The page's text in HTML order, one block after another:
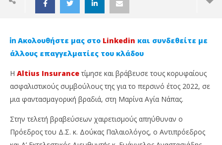
NOW VIEWING
Ακολουθήστε μας στο Linkedin και συνδεθείτε με
άλλους επαγγελματίες του κλάδου
Η Altius Insurance τίμησε και βράβευσε τους κορυφαίους
ασφαλιστικούς συμβούλους της για το περσινό έτος 2022, σε
μια φαντασμαγορική βραδιά, στη Μαρίνα Αγία Νάπας.
Στην τελετή βραβεύσεων χαιρετισμούς απηύθυναν ο
Πρόεδρος του Δ.Σ. κ. Δούκας Παλαιολόγος, ο Αντιπρόεδρος